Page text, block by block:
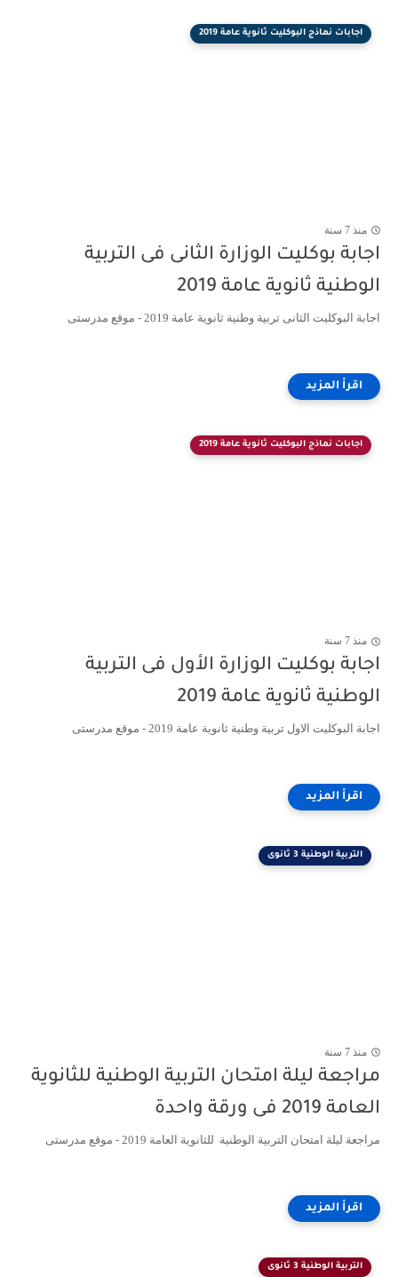
اجابات نماذج البوكليت ثانوية عامة 2019
منذ 7 سنة
اجابة بوكليت الوزارة الثانى فى التربية
الوطنية ثانوية عامة 2019
اجابة البوكليت الثانى تربية وطنية ثانوية عامة 2019 - موقع مدرستى
اجابات نماذج البوكليت ثانوية عامة 2019
منذ 7 سنة
اجابة بوكليت الوزارة الأول فى التربية
الوطنية ثانوية عامة 2019
اجابة البوكليت الاول تربية وطنية ثانوية عامة 2019 - موقع مدرستى
التربية الوطنية 3 ثانوى
منذ 7 سنة
مراجعة ليلة امتحان التربية الوطنية للثانوية
العامة 2019 فى ورقة واحدة
مراجعة ليلة امتحان التربية الوطنية للثانوية العامة 2019 - موقع مدرستى
التربية الوطنية 3 ثانوى